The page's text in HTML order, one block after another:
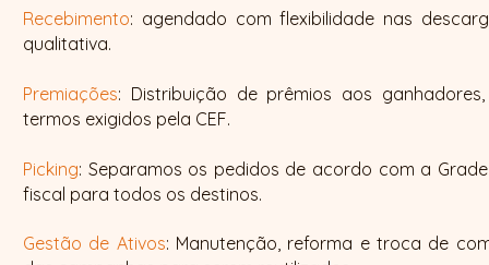
Recebimento: agendado com flexibilidade nas
qualitativa.
Premiações: Distribuição de prêmios aos
termos exigidos pela CEF.
Picking: Separamos os pedidos de acordo com a
fiscal para todos os destinos.
Gestão de Ativos: Manutenção, reforma e troca de